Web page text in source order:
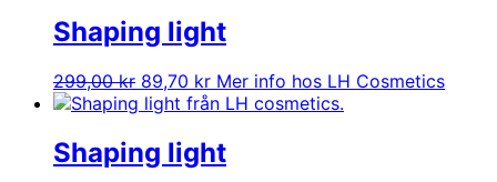
var:
299,00 kr.
är:
149,50 kr.
Shaping light
299,00kr Det
ursprungliga
var:
299,00 kr.
89,70 krDet
nuvarande
är:
89,70 kr.
Mer info hos LH Cosmetics
Shaping light